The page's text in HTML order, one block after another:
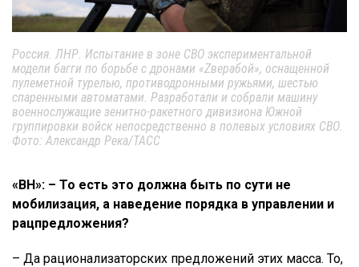
Россия. ЛНР. Испытание в зоне СВО экспериментальной
модели багги по борьбе с дронами «Zверабой», оснащенной
пулеметной турелью, противодронными ружьями, шестью
спаренными автоматами. Разработали и собрали машину
военнослужащие зенитно-ракетного дивизиона Южной
группировки войск непосредственно в полевых условиях СВО.
Фото: Александр Река/ТАСС
«ВН»: – То есть это должна быть по сути не
мобилизация, а наведение порядка в управлении и
рацпредложения?
– Да рационализаторских предложений этих масса. То,